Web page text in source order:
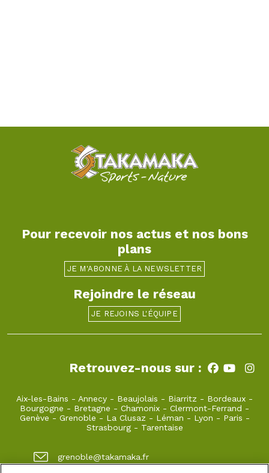
Pour recevoir nos actus et nos bons
plans
JE M'ABONNE À LA NEWSLETTER
Rejoindre le réseau
JE REJOINS L'ÉQUIPE
Retrouvez-nous sur :
Aix-les-Bains - Annecy - Beaujolais - Biarritz - Bordeaux -
Bourgogne - Bretagne - Chamonix - Clermont-Ferrand -
Genève - Grenoble - La Clusaz - Léman - Lyon - Paris -
Strasbourg- Tarentaise
grenoble@takamaka.fr